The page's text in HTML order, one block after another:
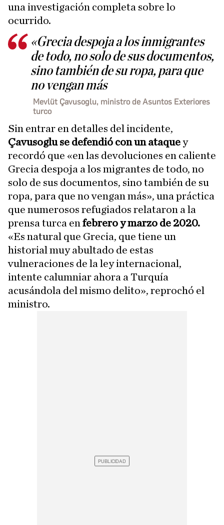
una investigación completa sobre lo
ocurrido.
«Grecia despoja a los inmigrantes
de todo, no solo de sus documentos,
sino también de su ropa, para que
no vengan más
Mevlüt Çavusoglu, ministro de Asuntos Exteriores
turco
Sin entrar en detalles del incidente,
Çavusoglu se defendió con un ataquey
recordó que «en las devoluciones en caliente
Grecia despoja a los migrantes de todo, no
solo de sus documentos, sino también de su
ropa, para que no vengan más», una práctica
que numerosos refugiados relataron a la
prensa turca en febrero y marzo de 2020.
«Es natural que Grecia, que tiene un
historial muy abultado de estas
vulneraciones de la ley internacional,
intente calumniar ahora a Turquía
acusándola del mismo delito», reprochó el
ministro.